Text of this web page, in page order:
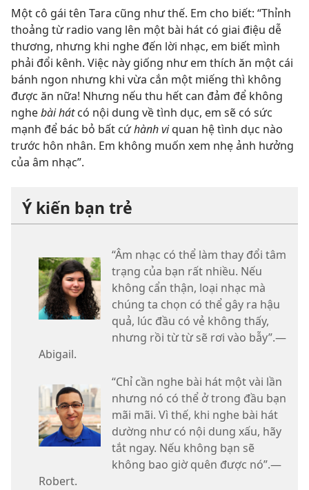
Một cô gái tên Tara cũng như thế. Em cho biết: “Thỉnh
thoảng từ radio vang lên một bài hát có giai điệu dễ
thương, nhưng khi nghe đến lời nhạc, em biết mình
phải đổi kênh. Việc này giống như em thích ăn một cái
bánh ngon nhưng khi vừa cắn một miếng thì không
được ăn nữa! Nhưng nếu thu hết can đảm để không
nghebài hátcó nội dung về tình dục, em sẽ có sức
mạnh để bác bỏ bất cứhành viquan hệ tình dục nào
trước hôn nhân. Em không muốn xem nhẹ ảnh hưởng
của âm nhạc”.
Ý kiến bạn trẻ
“Âm nhạc có thể làm thay đổi tâm
trạng của bạn rất nhiều. Nếu
không cẩn thận, loại nhạc mà
chúng ta chọn có thể gây ra hậu
quả, lúc đầu có vẻ không thấy,
nhưng rồi từ từ sẽ rơi vào bẫy”.​—
Abigail.
“Chỉ cần nghe bài hát một vài lần
nhưng nó có thể ở trong đầu bạn
mãi mãi. Vì thế, khi nghe bài hát
dường như có nội dung xấu, hãy
tắt ngay. Nếu không bạn sẽ
không bao giờ quên được nó”.​—
Robert.